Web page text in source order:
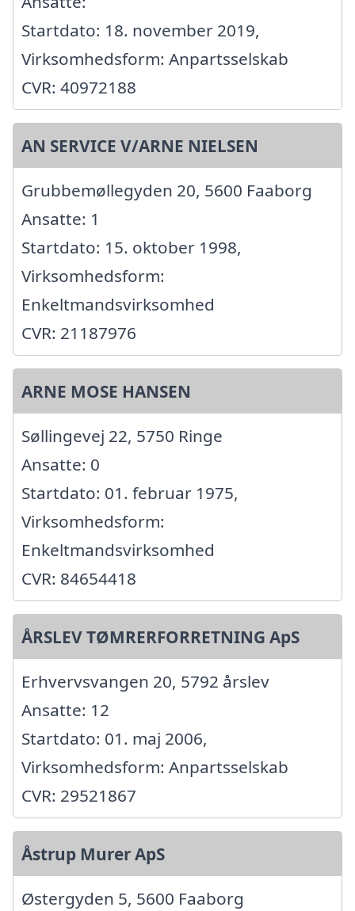
Startdato: 18. november 2019,
Virksomhedsform: Anpartsselskab
CVR: 40972188
AN SERVICE V/ARNE NIELSEN
Grubbemøllegyden 20, 5600 Faaborg
Ansatte: 1
Startdato: 15. oktober 1998,
Virksomhedsform:
Enkeltmandsvirksomhed
CVR: 21187976
ARNE MOSE HANSEN
Søllingevej 22, 5750 Ringe
Ansatte: 0
Startdato: 01. februar 1975,
Virksomhedsform:
Enkeltmandsvirksomhed
CVR: 84654418
ÅRSLEV TØMRERFORRETNING ApS
Erhvervsvangen 20, 5792 årslev
Ansatte: 12
Startdato: 01. maj 2006,
Virksomhedsform: Anpartsselskab
CVR: 29521867
Åstrup Murer ApS
Østergyden 5, 5600 Faaborg